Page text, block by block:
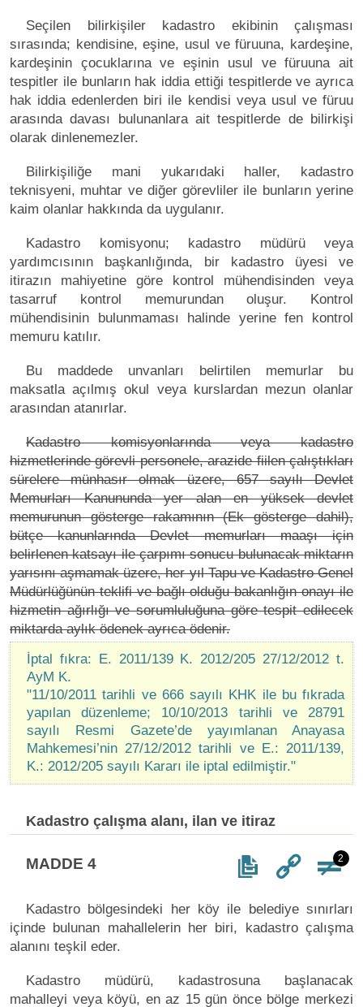
Seçilen bilirkişiler kadastro ekibinin çalışması
sırasında; kendisine, eşine, usul ve füruuna, kardeşine,
kardeşinin çocuklarına ve eşinin usul ve füruuna ait
tespitler ile bunların hak iddia ettiği tespitlerde ve ayrıca
hak iddia edenlerden biri ile kendisi veya usul ve füruu
arasında davası bulunanlara ait tespitlerde de bilirkişi
olarak dinlenemezler.
Bilirkişiliğe mani yukarıdaki haller, kadastro
teknisyeni, muhtar ve diğer görevliler ile bunların yerine
kaim olanlar hakkında da uygulanır.
Kadastro komisyonu; kadastro müdürü veya
yardımcısının başkanlığında, bir kadastro üyesi ve
itirazın mahiyetine göre kontrol mühendisinden veya
tasarruf kontrol memurundan oluşur. Kontrol
mühendisinin bulunmaması halinde yerine fen kontrol
memuru katılır.
Bu maddede unvanları belirtilen memurlar bu
maksatla açılmış okul veya kurslardan mezun olanlar
arasından atanırlar.
Kadastro komisyonlarında veya kadastro
hizmetlerinde görevli personele, arazide fiilen çalıştıkları
sürelere münhasır olmak üzere, 657 sayılı Devlet
Memurları Kanununda yer alan en yüksek devlet
memurunun gösterge rakamının (Ek gösterge dahil),
bütçe kanunlarında Devlet memurları maaşı için
belirlenen katsayı ile çarpımı sonucu bulunacak miktarın
yarısını aşmamak üzere, her yıl Tapu ve Kadastro Genel
Müdürlüğünün teklifi ve bağlı olduğu bakanlığın onayı ile
hizmetin ağırlığı ve sorumluluğuna göre tespit edilecek
miktarda aylık ödenek ayrıca ödenir.
İptal fıkra: E. 2011/139 K. 2012/205 27/12/2012 t.
AyM K.
"11/10/2011 tarihli ve 666 sayılı KHK ile bu fıkrada
yapılan düzenleme; 10/10/2013 tarihli ve 28791
sayılı Resmi Gazete’de yayımlanan Anayasa
Mahkemesi’nin 27/12/2012 tarihli ve E.: 2011/139,
K.: 2012/205 sayılı Kararı ile iptal edilmiştir."
Kadastro çalışma alanı, ilan ve itiraz
MADDE 4 2
Kadastro bölgesindeki her köy ile belediye sınırları
içinde bulunan mahallelerin her biri, kadastro çalışma
alanını teşkil eder.
Kadastro müdürü, kadastrosuna başlanacak
mahalleyi veya köyü, en az 15 gün önce bölge merkezi